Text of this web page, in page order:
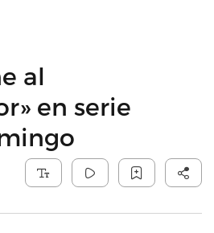
al
en serie